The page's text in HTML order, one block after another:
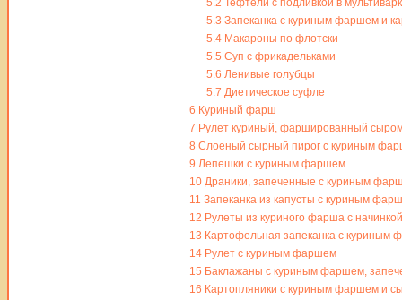
5.2 Тефтели с подливкой в
5.3 Запеканка с куриным фаршем и
5.4Макароны по флотски
5.5 Суп с фрикадельками
5.6 Ленивые голубцы
5.7 Диетическое суфле
6 Куриный фарш
7 Рулет куриный, фаршированный
8 Слоеный сырный пирог с куриным
9 Лепешки с куриным фаршем
10 Драники, запеченные с куриным
11 Запеканка из капусты с куриным
12 Рулеты из куриного фарша с начинкой
13 Картофельная запеканка с куриным
14 Рулет с куриным фаршем
15 Баклажаны с куриным фаршем,
16 Картопляники с куриным фаршем и